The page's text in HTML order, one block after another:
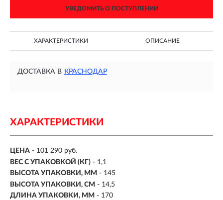
УВЕДОМИТЬ О ПОСТУПЛЕНИИ
ХАРАКТЕРИСТИКИ ОПИСАНИЕ
ДОСТАВКА В КРАСНОДАР
ХАРАКТЕРИСТИКИ
ЦЕНА - 101 290 руб.
ВЕС С УПАКОВКОЙ (КГ) - 1,1
ВЫСОТА УПАКОВКИ, ММ - 145
ВЫСОТА УПАКОВКИ, СМ - 14,5
ДЛИНА УПАКОВКИ, ММ - 170